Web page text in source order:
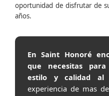
oportunidad de disfrutar de
años.
En Saint Honoré
que necesitas
estilo y calidad al
experiencia de mas